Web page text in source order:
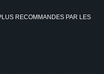
RECOMMANDES PAR LES